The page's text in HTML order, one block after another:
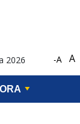
2026 -A A